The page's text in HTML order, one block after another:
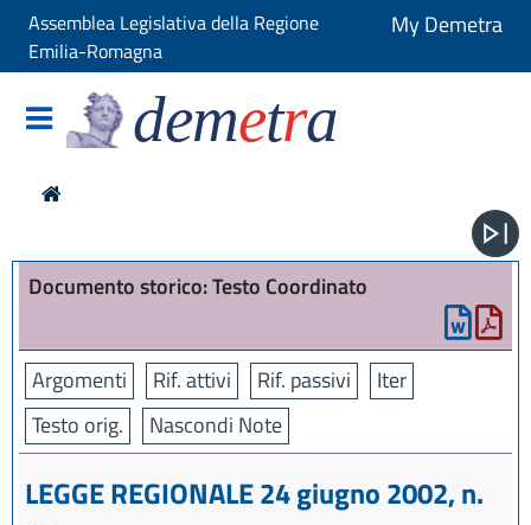
Assemblea Legislativa della Regione
Emilia-Romagna
My Demetra
demetra
Documento storico: Testo Coordinato
Argomenti Rif. attivi Rif. passivi
Iter
Testo orig.
Nascondi Note
LEGGE REGIONALE 24 giugno 2002, n.